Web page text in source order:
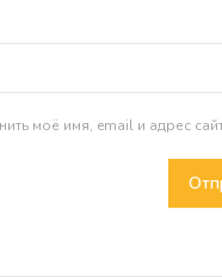
моё имя, email и адрес